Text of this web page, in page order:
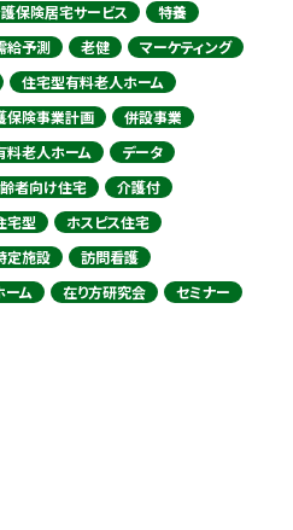
保険居宅サービス
特養
給予測 老健
マーケティング
住宅型有料老人ホーム
保険事業計画
併設事業
料老人ホーム
データ
者向け住宅
介護付
宅型
ホスピス住宅
定施設
訪問看護
ム
在り方研究会
セミナー